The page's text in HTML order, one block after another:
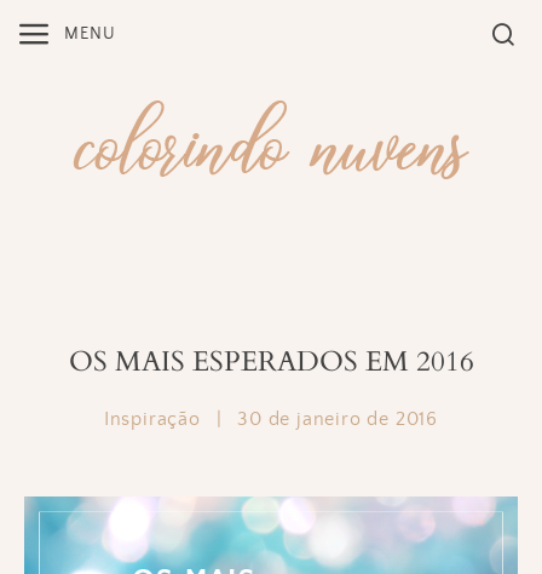
MENU
OS MAIS ESPERADOS EM 2016
Inspiração 30 de janeiro de 2016